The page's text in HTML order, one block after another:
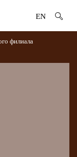
EN
филиала